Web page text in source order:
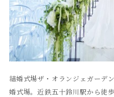
結婚式場ザ・オランジェガーデ
婚式場。近鉄五十鈴川駅から徒